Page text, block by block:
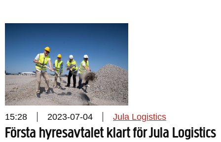
15:28 2023-07-04 Jula Logistics
Första hyresavtalet klart för Jula Logistics